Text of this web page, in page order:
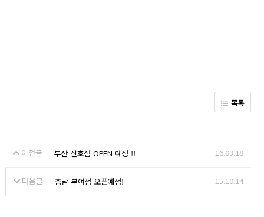
목록
이전글 부산 신호점 OPEN 예정 !! 16.03.18
다음글 충남 부여점 오픈예정! 15.10.14